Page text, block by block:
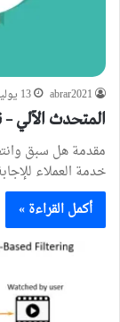
abrar2021 13 يوليو، 2021
المتحدث الآلي
مقدمة هل سبق
خدمة العملاء
أكمل القراءة »